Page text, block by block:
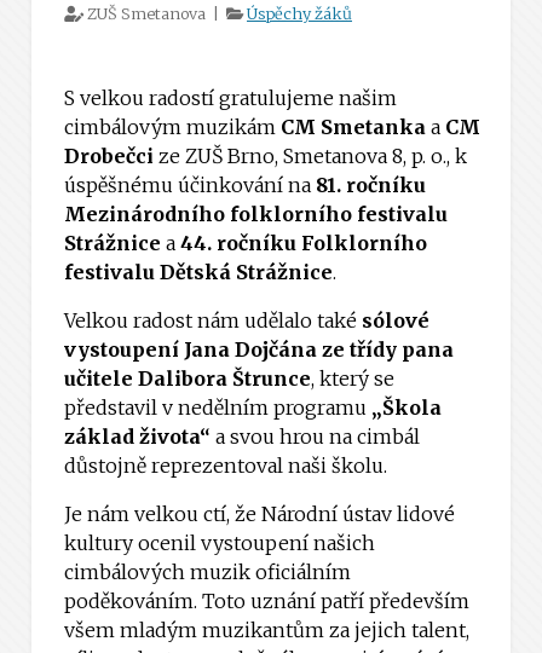
ZUŠ Smetanova | Úspěchy žáků
S velkou radostí gratulujeme našim
cimbálovým muzikám CM Smetanka a CM
Drobečci ze ZUŠ Brno, Smetanova 8, p. o., k
úspěšnému účinkování na 81. ročníku
Mezinárodního folklorního festivalu
Strážnice a 44. ročníku Folklorního
festivalu Dětská Strážnice.
Velkou radost nám udělalo také sólové
vystoupení Jana Dojčána ze třídy pana
učitele Dalibora Štrunce, který se
představil v nedělním programu „Škola
základ života“ a svou hrou na cimbál
důstojně reprezentoval naši školu.
Je nám velkou ctí, že Národní ústav lidové
kultury ocenil vystoupení našich
cimbálových muzik oficiálním
poděkováním. Toto uznání patří především
všem mladým muzikantům za jejich talent,